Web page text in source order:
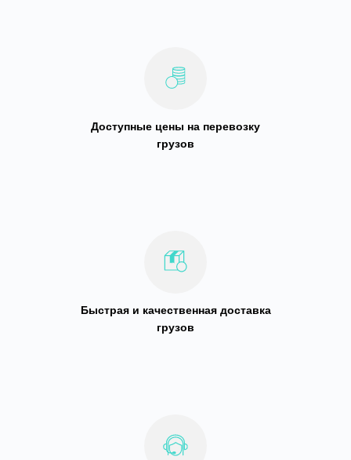
Доступные цены на перевозку
грузов
Быстрая и качественная доставка
грузов